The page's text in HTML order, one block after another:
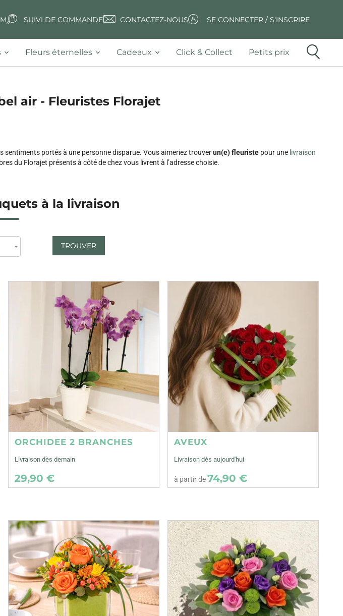
SUIVI DE COMMANDE CONTACTEZ-NOUS SE CONNECTER / S'INSCRIRE
Fleurs éternelles Cadeaux Click & Collect Petits prix
air - Fleuristes Florajet
sentiments portés à une personne disparue. Vous aimeriez trouverun(e) fleuriste pour une livraison
du Florajet présents à côté de chez vous livrent à l’adresse choisie.
à la livraison
TROUVER
ORCHIDEE 2 BRANCHES
Livraison dès demain
29,90 €
AVEUX
Livraison dès aujourd'hui
à partir de74,90 €